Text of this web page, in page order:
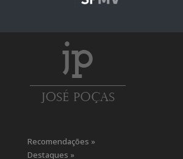
Recomendações »
Destaques »